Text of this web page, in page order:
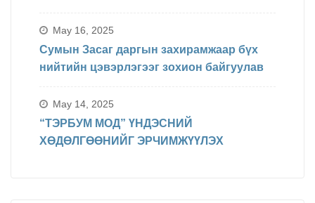
явагдахаар болсон.
May 16, 2025
Сумын Засаг даргын захирамжаар бүх
нийтийн цэвэрлэгээг зохион байгуулав
May 14, 2025
“ТЭРБУМ МОД” ҮНДЭСНИЙ
ХӨДӨЛГӨӨНИЙГ ЭРЧИМЖҮҮЛЭХ